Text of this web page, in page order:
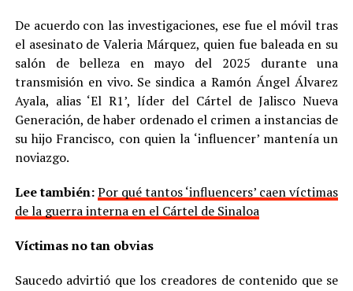
De acuerdo con las investigaciones, ese fue el móvil tras
el asesinato de Valeria Márquez, quien fue baleada en su
salón de belleza en mayo del 2025 durante una
transmisión en vivo. Se sindica a Ramón Ángel Álvarez
Ayala, alias ‘El R1’, líder del Cártel de Jalisco Nueva
Generación, de haber ordenado el crimen a instancias de
su hijo Francisco, con quien la ‘influencer’ mantenía un
noviazgo.
Lee también:Por qué tantos ‘influencers’ caen víctimas
de la guerra interna en el Cártel de Sinaloa
Víctimas no tan obvias
Saucedo advirtió que los creadores de contenido que se